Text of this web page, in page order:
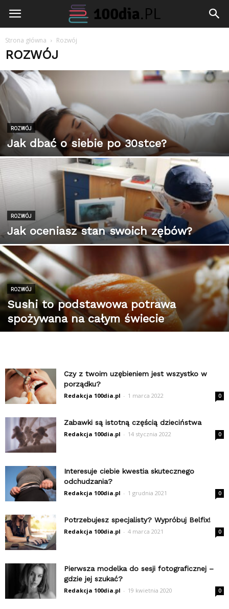
100dia.pl
Strona główna Rozwój
ROZWÓJ
ROZWÓJ
Jak dbać o siebie po 30stce?
ROZWÓJ
Jak oceniasz stan swoich zębów?
ROZWÓJ
Sushi to podstawowa potrawa
spożywana na całym świecie
Czy z twoim uzębieniem jest wszystko w
porządku?
Redakcja 100dia.pl - 1 marca 2022 0
Zabawki są istotną częścią dzieciństwa
Redakcja 100dia.pl - 14 stycznia 2022 0
Interesuje ciebie kwestia skutecznego
odchudzania?
Redakcja 100dia.pl - 1 grudnia 2021 0
Potrzebujesz specjalisty? Wypróbuj Belfix!
Redakcja 100dia.pl - 4 marca 2021 0
Pierwsza modelka do sesji fotograficznej –
gdzie jej szukać?
Redakcja 100dia.pl - 19 kwietnia 2020 0